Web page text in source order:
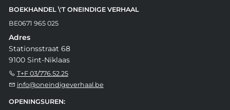
BOEKHANDEL \'T ONEINDIGE VERHAAL
BE0671 965 025
Adres
Stationsstraat 68
9100 Sint-Niklaas
T+F 03/776.52.25
info@oneindigeverhaal.be
OPENINGSUREN: